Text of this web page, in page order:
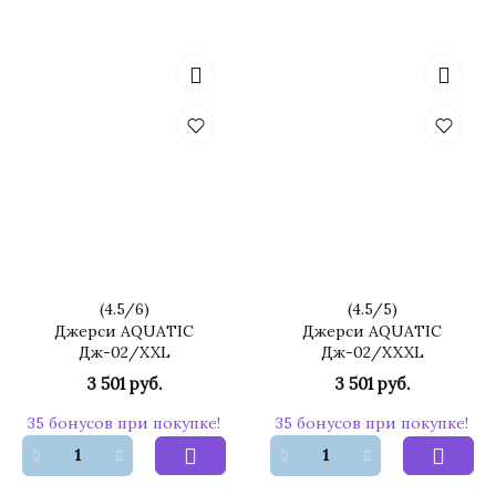
(4.5/6)
Джерси AQUATIC
Дж-02/XXL
3 501 руб.
35 бонусов при покупке!
(4.5/5)
Джерси AQUATIC
Дж-02/XXXL
3 501 руб.
35 бонусов при покупке!